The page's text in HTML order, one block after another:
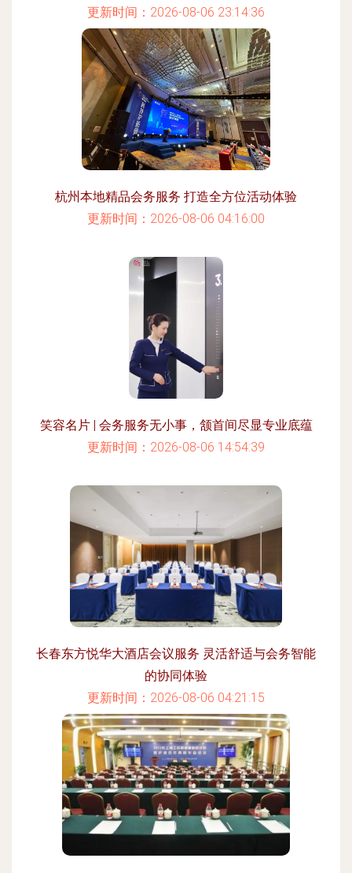
更新时间：2026-08-06 23:14:36
杭州本地精品会务服务 打造全方位活动体验
更新时间：2026-08-06 04:16:00
笑容名片 | 会务服务无小事，颔首间尽显专业底蕴
更新时间：2026-08-06 14:54:39
长春东方悦华大酒店会议服务 灵活舒适与会务智能
的协同体验
更新时间：2026-08-06 04:21:15